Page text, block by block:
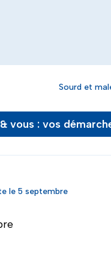
Sourd et
vous : vos
le 5 septembre